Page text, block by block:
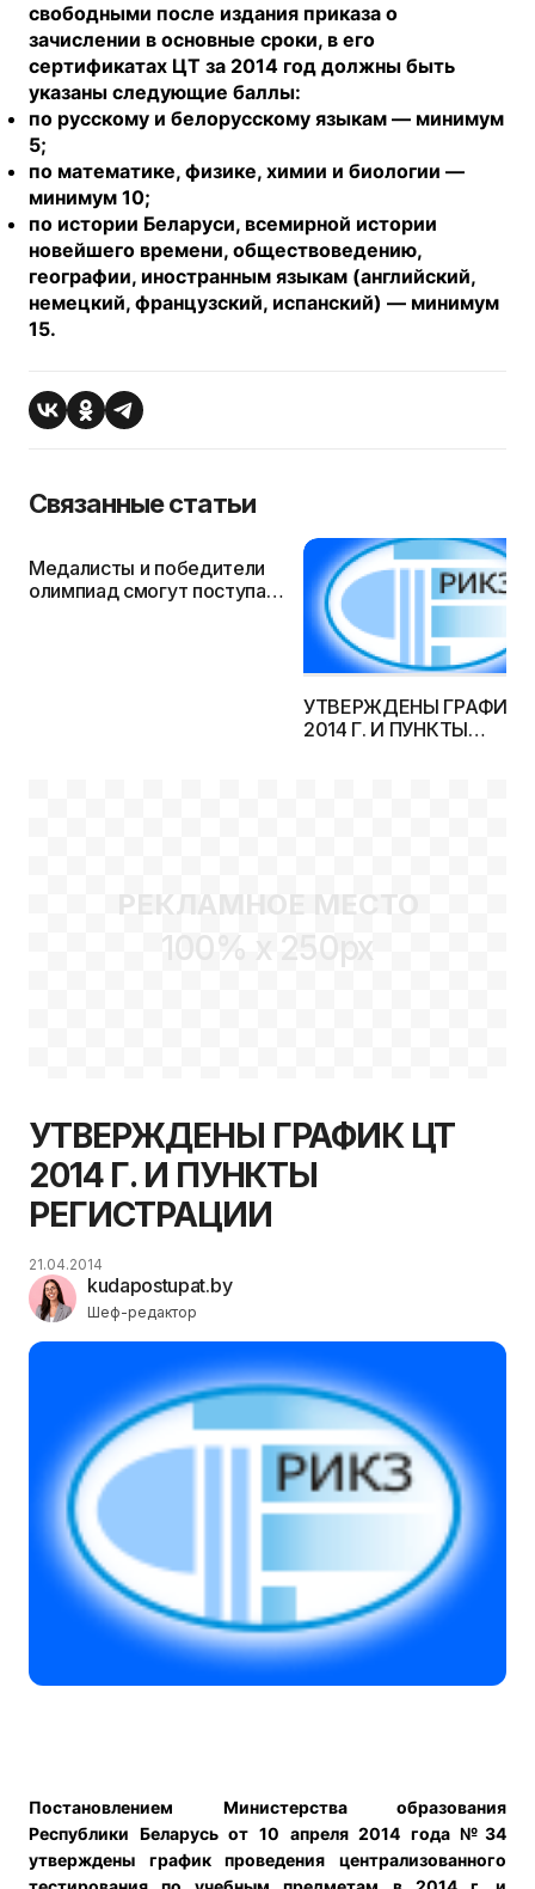
свободными после издания приказа о
зачислении в основные сроки, в его
сертификатах ЦТ за 2014 год должны быть
указаны следующие баллы:
по русскому и белорусскому языкам — минимум
5;
по математике, физике, химии и биологии —
минимум 10;
по истории Беларуси, всемирной истории
новейшего времени, обществоведению,
географии, иностранным языкам (английский,
немецкий, французский, испанский) — минимум
15.
Связанные статьи
Медалисты и победители
олимпиад смогут поступать
УТВЕРЖДЕНЫ ГРАФИК
2014 Г. И ПУНКТЫ
РЕКЛАМНОЕ МЕСТО
100% x 250px
УТВЕРЖДЕНЫ ГРАФИК ЦТ
2014 Г. И ПУНКТЫ
РЕГИСТРАЦИИ
kudapostupat.by
Шеф-редактор
21.04.2014
Постановлением Министерства образования
Республики Беларусь от 10 апреля 2014 года №34
утверждены график проведения централизованного